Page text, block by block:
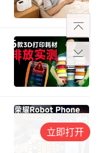
立即打开